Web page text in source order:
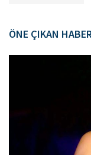
ÖNE ÇIKAN